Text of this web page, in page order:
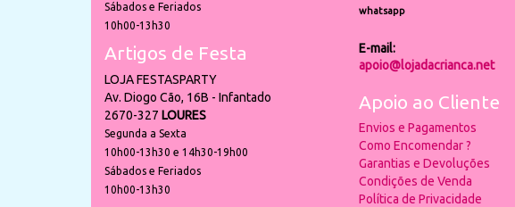
Sábados e Feriados
10h00-13h30
Artigos de Festa
LOJA FESTASPARTY
Av. Diogo Cão, 16B - Infantado
2670-327 LOURES
Segunda a Sexta
10h00-13h30 e 14h30-19h00
Sábados e Feriados
10h00-13h30
whatsapp
E-mail:
apoio@lojadacrianca.net
Apoio ao Cliente
Envios e Pagamentos
Como Encomendar ?
Garantias e Devoluções
Condições de Venda
Política de Privacidade